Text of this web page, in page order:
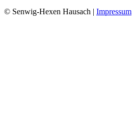
© Senwig-Hexen Hausach | Impressum